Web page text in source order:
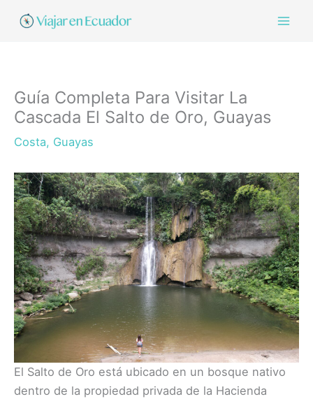
Guía Completa Para Visitar La
Cascada El Salto de Oro, Guayas
Costa, Guayas
El Salto de Oro está ubicado en un bosque nativo
dentro de la propiedad privada de la Hacienda